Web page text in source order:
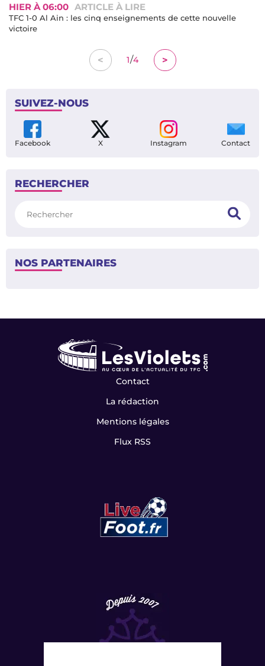
HIER À 06:00 ARTICLE À LIRE
TFC 1-0 Al Ain : les cinq enseignements de cette nouvelle
victoire
< 1/4 >
SUIVEZ-NOUS
Facebook X Instagram Contact
RECHERCHER
NOS PARTENAIRES
Contact
La rédaction
Mentions légales
Flux RSS